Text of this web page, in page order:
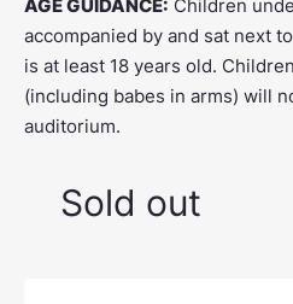
AGE GUIDANCE: Children
accompanied by and sat next
is at least 18 years old.
(including babes in arms) will
auditorium.
Sold out